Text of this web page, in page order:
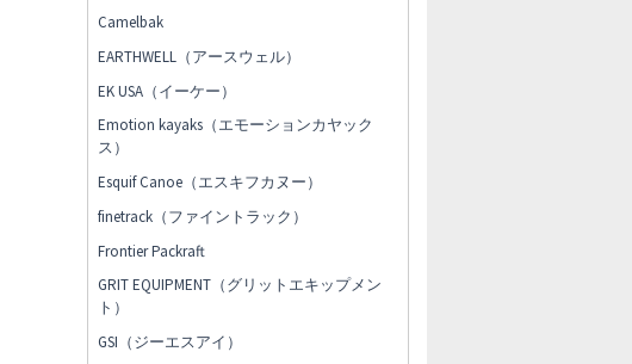
Camelbak
EARTHWELL（アースウェル）
EK USA（イーケー）
Emotion kayaks（エモーションカヤック
ス）
Esquif Canoe（エスキフカヌー）
finetrack（ファイントラック）
Frontier Packraft
GRIT EQUIPMENT（グリットエキップメン
ト）
GSI（ジーエスアイ）